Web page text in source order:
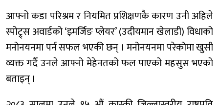
आफ्नो कडा परिश्रम र नियमित प्रशिक्षणकै कारण उनी अहिले
स्पोट्र्स अवार्डको ‘इमर्जिङ प्लेयर’ (उदीयमान खेलाडी) विधाको
मनोनयनमा पर्न सफल भएकी छन् । मनोनयनमा परेकोमा खुसी
व्यक्त गर्दै उनले आफ्नो मेहेनतको फल पाएको महसुस भएको
बताइन् ।